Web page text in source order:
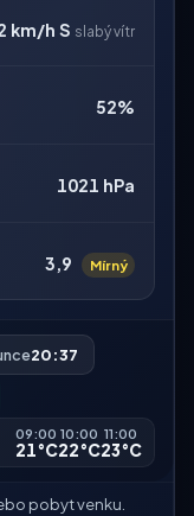
km/h S slabý vítr
52%
1021 hPa
3,9 Mírný
20:37
09:00
21°C
10:00
22°C
11:00
23°C
pobyt venku.